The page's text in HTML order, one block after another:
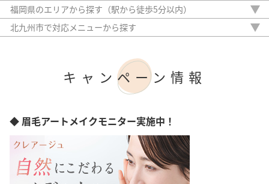
佐賀県
長崎県
熊本県
福岡県のエリアから探す（駅から徒歩5分以内）
福岡市
北九州市
北九州市で対応メニューから探す
アートメイク
キャンペーン情報
◆ 眉毛アートメイクモニター実施中！